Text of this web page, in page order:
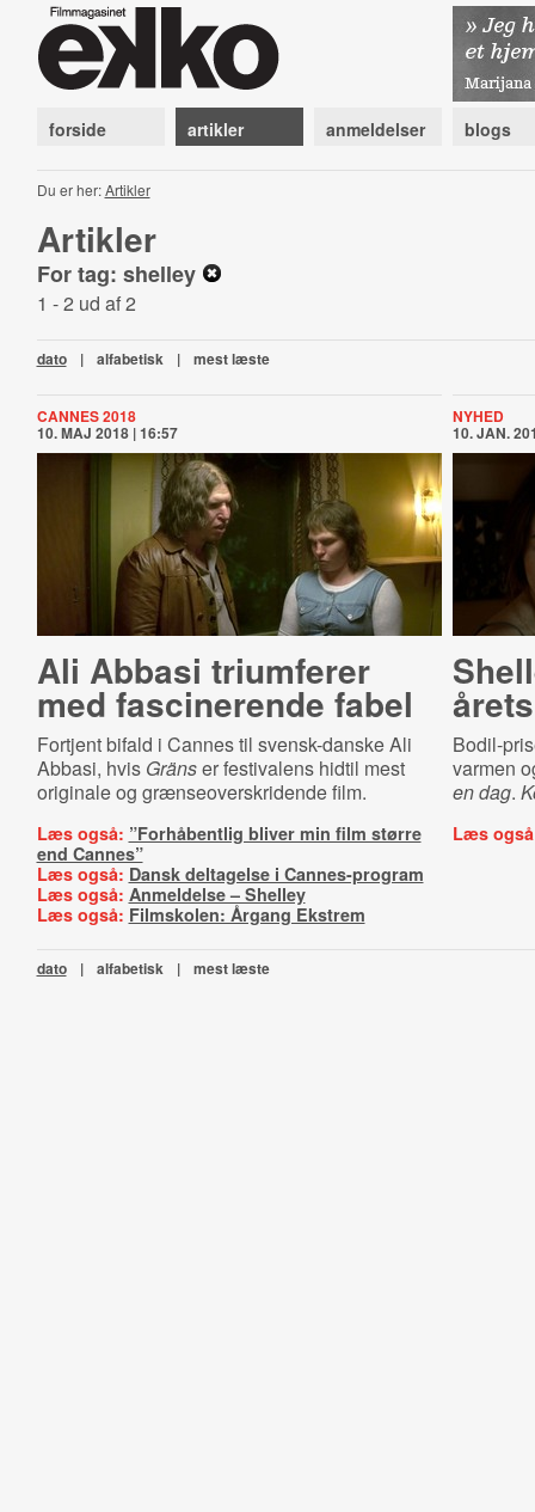
forside artikler anmeldelser blogs
Du er her:Artikler
Artikler
For tag: shelley
1 - 2 ud af 2
dato | alfabetisk | mest læste
CANNES 2018
10. MAJ 2018 | 16:57
Ali Abbasi triumferer
med fascinerende fabel
Fortjent bifald i Cannes til svensk-danske Ali
Abbasi, hvis Gränser festivalens hidtil mest
originale og grænseoverskridende film.
Læs også: ”Forhåbentlig bliver min film større
end Cannes”
Læs også: Dansk deltagelse i Cannes-program
Læs også: Anmeldelse – Shelley
Læs også: Filmskolen: Årgang Ekstrem
NYHED
10. JAN.
Bodil-
varmen
en dag.
Læs
dato | alfabetisk | mest læste